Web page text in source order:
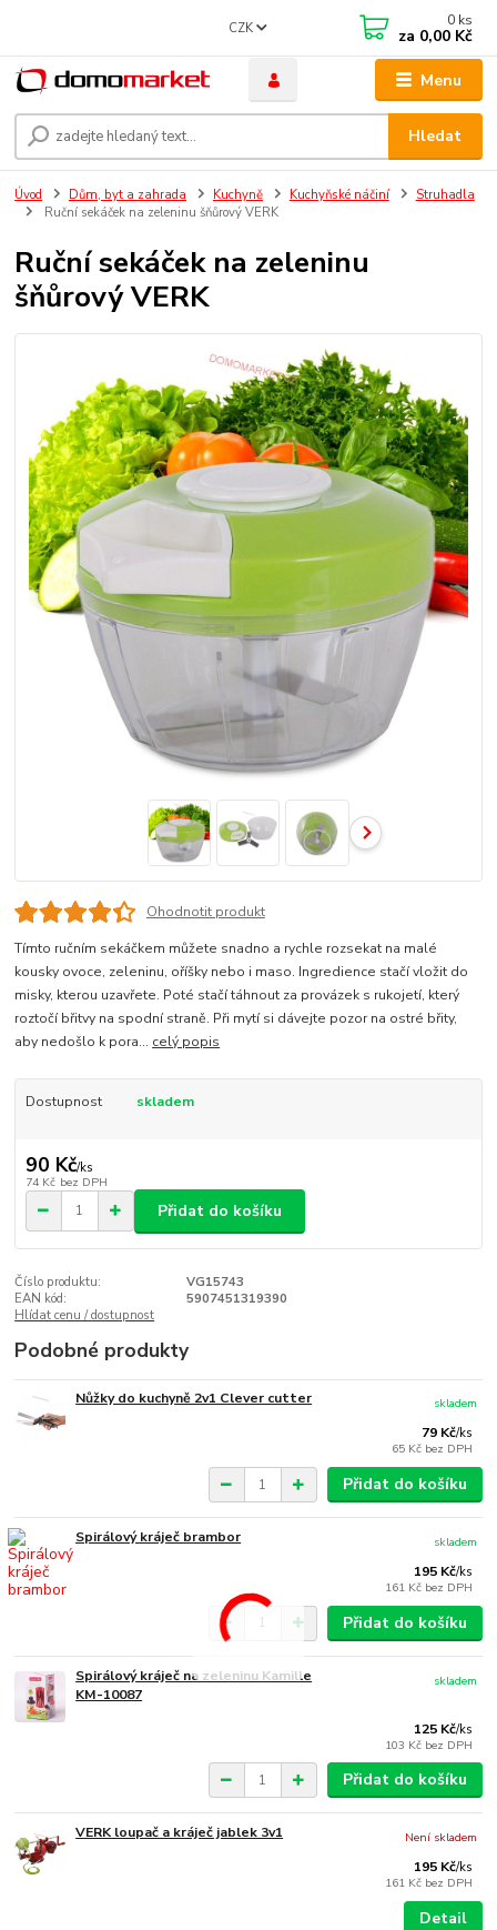
Menu
CZK
Hledat
0 ks
za 0,00 Kč
Úvod Dům, byt a zahrada Kuchyně Kuchyňské náčiní
Struhadla
Ruční sekáček na zeleninu šňůrový VERK
Ruční sekáček na zeleninu
šňůrový VERK
Ohodnotit produkt
Tímto ručním sekáčkem můžete snadno a rychle rozsekat na malé
kousky ovoce, zeleninu, oříšky nebo i maso. Ingredience stačí vložit do
misky, kterou uzavřete. Poté stačí táhnout za provázek s rukojetí, který
roztočí břitvy na spodní straně. Při mytí si dávejte pozor na ostré břity,
aby nedošlo k pora... celý popis
Dostupnost skladem
90 Kč/ks
74 Kč bez DPH
Přidat do košíku
Číslo produktu:
VG15743
EAN kód:
5907451319390
Hlídat cenu / dostupnost
Podobné produkty
Nůžky do kuchyně 2v1 Clever cutter
79 Kč/ks
65 Kč bez DPH
skladem
Přidat do košíku
Spirálový kráječ brambor
195 Kč/ks
161 Kč bez DPH
skladem
Přidat do košíku
Spirálový kráječ na zeleninu Kamille
KM-10087
125 Kč/ks
103 Kč bez DPH
skladem
Přidat do košíku
VERK loupač a kráječ jablek 3v1
195 Kč/ks
161 Kč bez DPH
Není skladem
Detail